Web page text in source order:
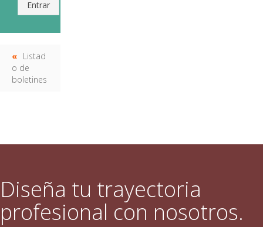
Entrar
Listad
o de
boletines
Diseña tu trayectoria
profesional con nosotros.